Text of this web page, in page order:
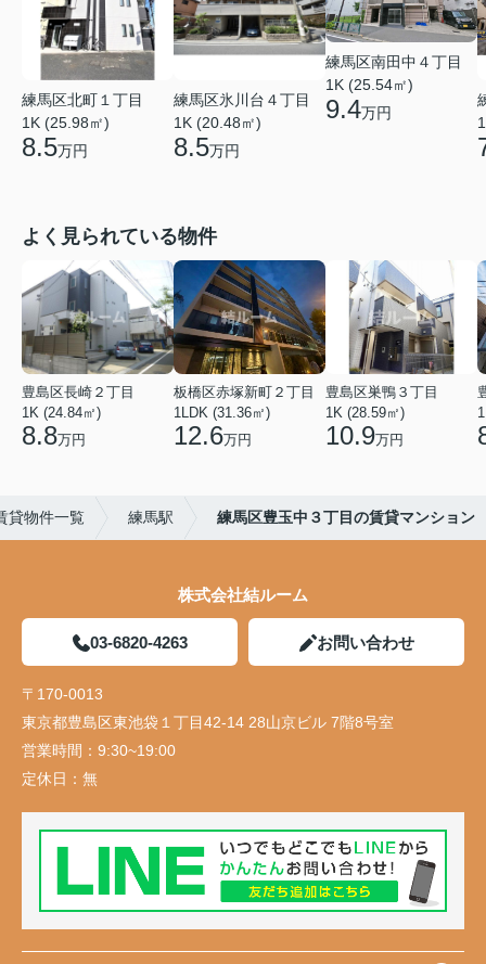
練馬区北町１丁目
1K (25.98㎡)
8.5万円
練馬区氷川台４丁目
1K (20.48㎡)
8.5万円
練馬区南田中４丁目
1K (25.54㎡)
9.4万円
よく見られている物件
豊島区長崎２丁目
1K (24.84㎡)
8.8万円
板橋区赤塚新町２丁目
1LDK (31.36㎡)
12.6万円
豊島区巣鴨３丁目
1K (28.59㎡)
10.9万円
貸物件一覧 練馬駅 練馬区豊玉中３丁目の賃貸マンション
株式会社結ルーム
03-6820-4263 お問い合わせ
〒170-0013
東京都豊島区東池袋１丁目42-14 28山京ビル 7階8号室
営業時間： 9:30~19:00
定休日： 無